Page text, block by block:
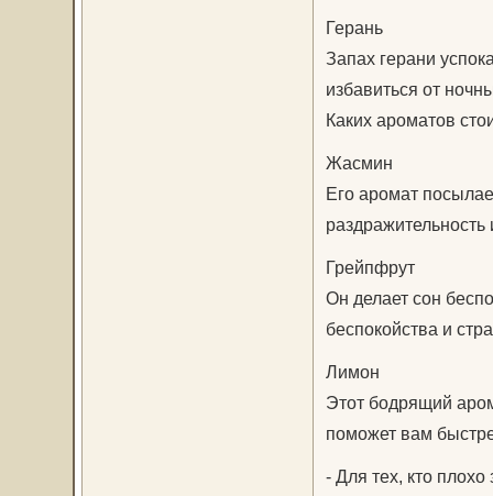
Герань
Запах герани
избавиться от
Каких ароматов
Жасмин
Его аромат
раздражительность
Грейпфрут
Он делает сон
беспокойства и
Лимон
Этот бодрящий
поможет вам
- Для тех, кто